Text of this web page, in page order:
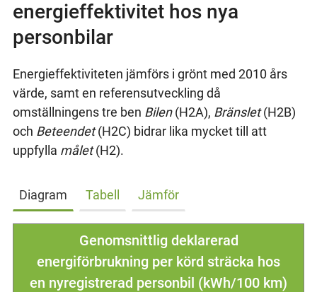
energieffektivitet hos nya
personbilar
Energieffektiviteten jämförs i grönt med 2010 års
värde, samt en referensutveckling då
omställningens tre ben Bilen(H2A), Bränslet(H2B)
och Beteendet(H2C) bidrar lika mycket till att
uppfylla målet(H2).
Diagram Tabell Jämför
Genomsnittlig deklarerad
energiförbrukning per körd sträcka hos
en nyregistrerad personbil (kWh/100 km)